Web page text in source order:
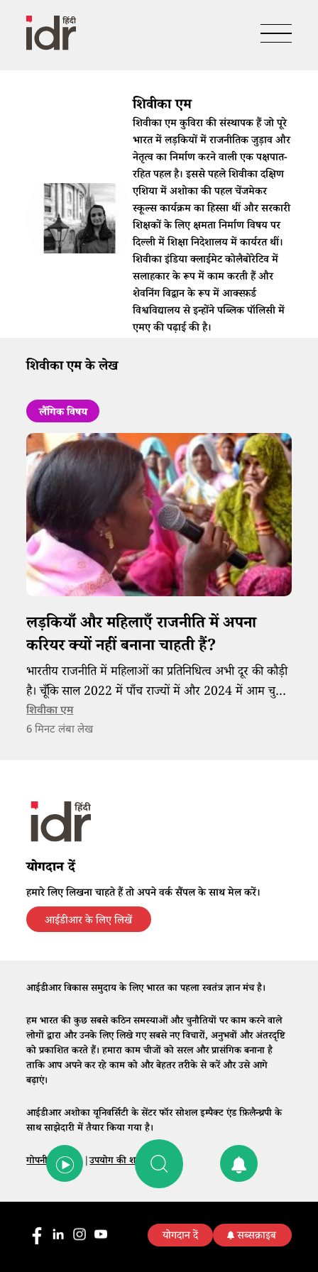
शिवीका एम
शिवीका एम कुविरा की संस्थापक हैं जो पूरे
भारत में लड़कियों में राजनीतिक जुड़ाव और
नेतृत्व का निर्माण करने वाली एक पक्षपात-
रहित पहल है। इससे पहले शिवीका दक्षिण
एशिया में अशोका की पहल चेंजमेकर
स्कूल्स कार्यक्रम का हिस्सा थीं और सरकारी
शिक्षकों के लिए क्षमता निर्माण विषय पर
दिल्ली में शिक्षा निदेशालय में कार्यरत थीं।
शिवीका इंडिया क्लाईमेट कोलैबोरेटिव में
सलाहकार के रूप में काम करती हैं और
शेवनिंग विद्वान के रूप में आक्स्फ़र्ड
विश्वविद्यालय से इन्होंने पब्लिक पॉलिसी में
एमए की पढ़ाई की है।
शिवीका एम के लेख
लैंगिक विषय
लड़कियाँ और महिलाएँ राजनीति में अपना
करियर क्यों नहीं बनाना चाहती हैं?
भारतीय राजनीति में महिलाओं का प्रतिनिधित्व अभी दूर की कौड़ी
है। चूँकि साल 2022 में पाँच राज्यों में और 2024 में आम चुनाव
होने वाले हैं इसलिए ज़रूरी है कि हम ऐसे तरीक़े ढूँढें जिससे कि
लड़कियाँ और महिलाएँ राजनीतिक प्रक्रियाओं में हिस्सा ले सकें।
शिवीका एम
6 मिनट लंबा लेख
योगदान दें
हमारे लिए लिखना चाहते हैं तो अपने वर्क सैंपल के साथ मेल करें।
आईडीआर के लिए लिखें
आईडीआर विकास समुदाय के लिए भारत का पहला स्वतंत्र ज्ञान मंच है।
हम भारत की कुछ सबसे कठिन समस्याओं और चुनौतियों पर काम करने वाले
लोगों द्वारा और उनके लिए लिखे गए सबसे नए विचारों, अनुभवों और अंतरदृष्टि
को प्रकाशित करते हैं। हमारा काम चीजों को सरल और प्रासंगिक बनाना है
ताकि आप अपने कर रहे काम को और बेहतर तरीके से करें और उसे आगे
बढ़ाएं।
आईडीआर अशोका यूनिवर्सिटी के सेंटर फॉर सोशल इम्पैक्ट एंड फ़िलैन्थ्रपी के
साथ साझेदारी में तैयार किया गया है।
गोपनीयता नीति |उपयोग की शर्तें |संपर्क
योगदान दें सब्सक्राइब